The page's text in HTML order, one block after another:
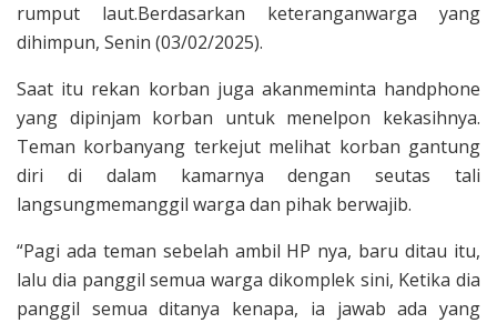
rumput laut.Berdasarkan keteranganwarga yang
dihimpun, Senin (03/02/2025).
Saat itu rekan korban juga akanmeminta handphone
yang dipinjam korban untuk menelpon kekasihnya.
Teman korbanyang terkejut melihat korban gantung
diri di dalam kamarnya dengan seutas tali
langsungmemanggil warga dan pihak berwajib.
“Pagi ada teman sebelah ambil HP nya, baru ditau itu,
lalu dia panggil semua warga dikomplek sini, Ketika dia
panggil semua ditanya kenapa, ia jawab ada yang